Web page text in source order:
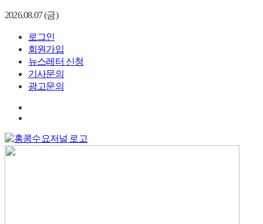
2026.08.07 (금)
로그인
회원가입
뉴스레터 신청
기사문의
광고문의